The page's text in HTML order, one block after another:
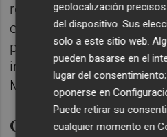
reprochado a ambos
emprendido una
para ver quién propone
impuestos, algo que,
Montero, debilitaría el
Críticas de PP y
geolocalización
del dispositivo. Sus
solo a este sitio web.
pueden basarse en el
lugar del
oponerse en
Puede retirar su
cualquier momento en